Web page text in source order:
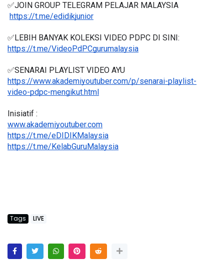
✅JOIN GROUP TELEGRAM PELAJAR MALAYSIA
https://t.me/edidikjunior
✅LEBIH BANYAK KOLEKSI VIDEO PDPC DI SINI:
https://t.me/VideoPdPCgurumalaysia
✅SENARAI PLAYLIST VIDEO AYU
https://www.akademiyoutuber.com/p/senarai-playlist-
video-pdpc-mengikut.html
Inisiatif :
www.akademiyoutuber.com
https://t.me/eDIDIKMalaysia
https://t.me/KelabGuruMalaysia
Tags LIVE